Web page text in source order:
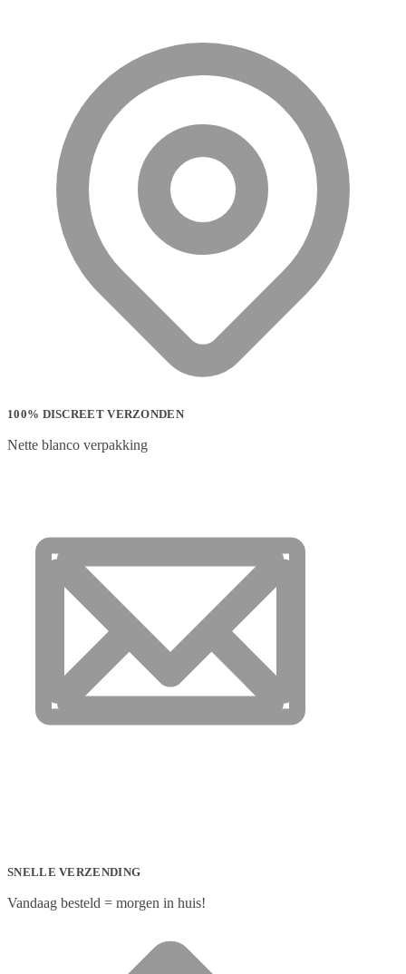
100% DISCREET VERZONDEN
Nette blanco verpakking
SNELLE VERZENDING
Vandaag besteld = morgen in huis!